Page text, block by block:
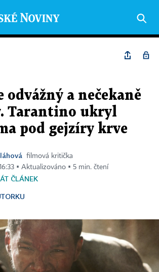
odvážný a nečekaně
Tarantino ukryl
pod gejzíry krve
filmová kritička
▪ Aktualizováno ▪ 5 min. čtení
ČLÁNEK